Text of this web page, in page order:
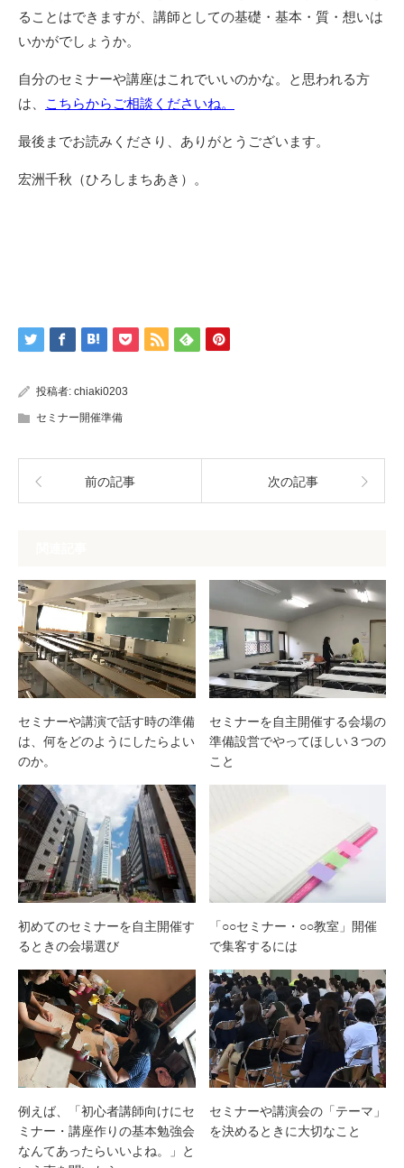
ることはできますが、講師としての基礎・基本・質・想いは
いかがでしょうか。
自分のセミナーや講座はこれでいいのかな。と思われる方
は、
こちらからご相談くださいね。
最後までお読みくださり、ありがとうございます。
宏洲千秋（ひろしまちあき）。
投稿者: chiaki0203
セミナー開催準備
前の記事 次の記事
セミナーや講演で話す時の準備
は、何をどのようにしたらよい
のか。
セミナーを自主開催する会場の
準備設営でやってほしい３つの
こと
初めてのセミナーを自主開催す
るときの会場選び
「○○セミナー・○○教室」開催
で集客するには
例えば、「初心者講師向けにセ
ミナー・講座作りの基本勉強会
なんてあったらいいよね。」と
セミナーや講演会の「テーマ」
を決めるときに大切なこと